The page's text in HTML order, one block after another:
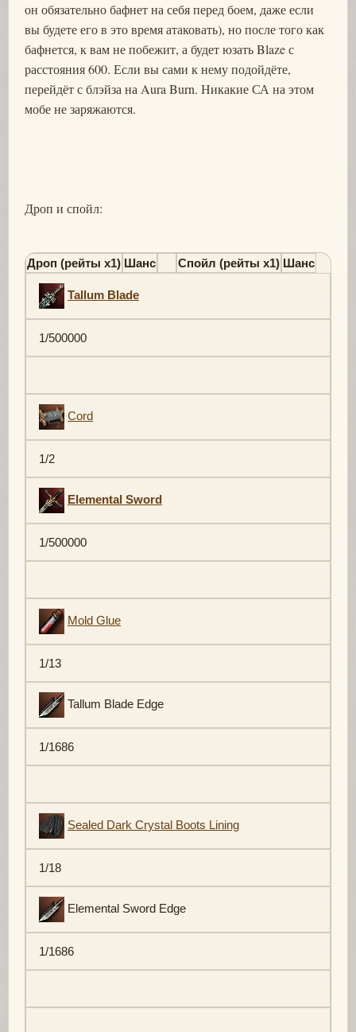
он обязательно бафнет на себя перед боем, даже если
вы будете его в это время атаковать), но после того как
бафнется, к вам не побежит, а будет юзать Blaze с
расстояния 600. Если вы сами к нему подойдёте,
перейдёт с блэйза на Aura Burn. Никакие СА на этом
мобе не заряжаются.
Дроп и спойл:
Дроп (рейты х1) Шанс Спойл (рейты х1) Шанс
Tallum Blade
1/500000
Cord
1/2
Elemental Sword
1/500000
Mold Glue
1/13
Tallum Blade Edge
1/1686
Sealed Dark Crystal Boots Lining
1/18
Elemental Sword Edge
1/1686